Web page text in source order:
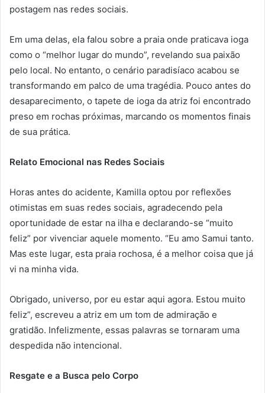
postagem nas redes sociais.
Em uma delas, ela falou sobre a praia onde praticava ioga
como o “melhor lugar do mundo”, revelando sua paixão
pelo local. No entanto, o cenário paradisíaco acabou se
transformando em palco de uma tragédia. Pouco antes do
desaparecimento, o tapete de ioga da atriz foi encontrado
preso em rochas próximas, marcando os momentos finais
de sua prática.
Relato Emocional nas Redes Sociais
Horas antes do acidente, Kamilla optou por reflexões
otimistas em suas redes sociais, agradecendo pela
oportunidade de estar na ilha e declarando-se “muito
feliz” por vivenciar aquele momento. “Eu amo Samui tanto.
Mas este lugar, esta praia rochosa, é a melhor coisa que já
vi na minha vida.
Obrigado, universo, por eu estar aqui agora. Estou muito
feliz”, escreveu a atriz em um tom de admiração e
gratidão. Infelizmente, essas palavras se tornaram uma
despedida não intencional.
Resgate e a Busca pelo Corpo